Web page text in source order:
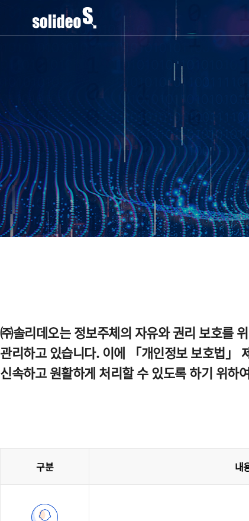
㈜솔리데오는 정보주체의 자유와 권리 보호를
관리하고 있습니다. 이에 「개인정보 보호법」
신속하고 원활하게 처리할 수 있도록 하기 위하
구분 내